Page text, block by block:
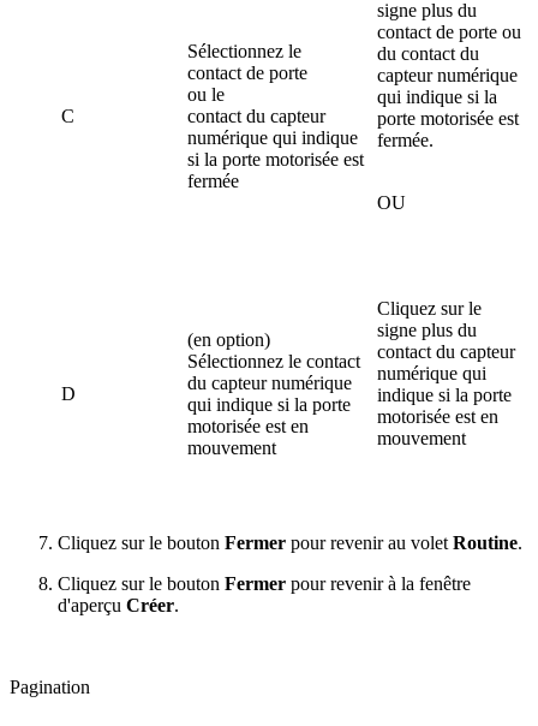
C
Sélectionnez le
contact de porte
ou le
contact du capteur
numérique qui indique
si la porte motorisée est
fermée
signe plus du
contact de porte ou
du contact du
capteur numérique
qui indique si la
porte motorisée est
fermée.
OU
D
(en option)
Sélectionnez le contact
du capteur numérique
qui indique si la porte
motorisée est en
mouvement
Cliquez sur le
signe plus du
contact du capteur
numérique qui
indique si la porte
motorisée est en
mouvement
Cliquez sur le bouton Fermer pour revenir au volet Routine.
Cliquez sur le bouton Fermer pour revenir à la fenêtre
d'aperçu Créer.
Pagination